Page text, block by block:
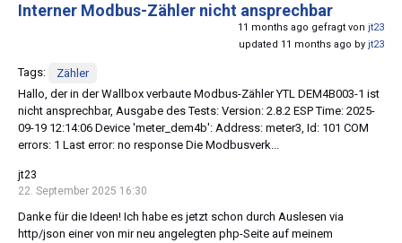
Interner Modbus-Zähler nicht ansprechbar
11 months ago gefragt von jt23
updated 11 months ago by jt23
Tags:
Zähler
Hallo, der in der Wallbox verbaute Modbus-Zähler YTL DEM4B003-1 ist
nicht ansprechbar, Ausgabe des Tests: Version: 2.8.2 ESP Time: 2025-
09-19 12:14:06 Device 'meter_dem4b': Address: meter3, Id: 101 COM
errors: 1 Last error: no response Die Modbusverk...
jt23
22. September 2025 16:30
Danke für die Ideen! Ich habe es jetzt schon durch Auslesen via
http/json einer von mir neu angelegten php-Seite auf meinem